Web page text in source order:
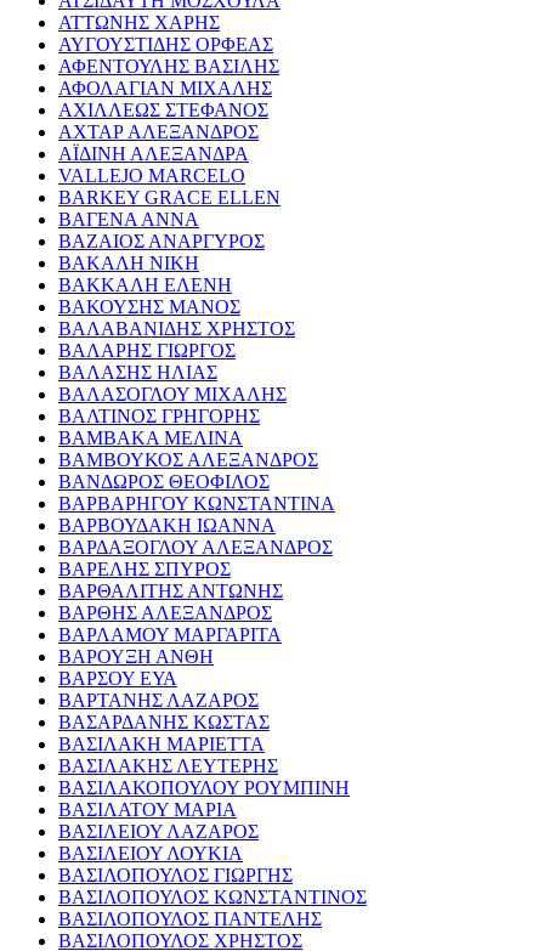
ΑΤΤΩΝΗΣ ΧΑΡΗΣ
ΑΥΓΟΥΣΤΙΔΗΣ ΟΡΦΕΑΣ
ΑΦΕΝΤΟΥΛΗΣ ΒΑΣΙΛΗΣ
ΑΦΟΛΑΓΙΑΝ ΜΙΧΑΛΗΣ
ΑΧΙΛΛΕΩΣ ΣΤΕΦΑΝΟΣ
ΑΧΤΑΡ ΑΛΕΞΑΝΔΡΟΣ
ΑΪΔΙΝΗ ΑΛΕΞΑΝΔΡΑ
VALLEJO MARCELO
BARKEY GRACE ELLEN
ΒΑΓΕΝΑ ΑΝΝΑ
ΒΑΖΑΙΟΣ ΑΝΑΡΓΥΡΟΣ
ΒΑΚΑΛΗ ΝΙΚΗ
ΒΑΚΚΑΛΗ ΕΛΕΝΗ
ΒΑΚΟΥΣΗΣ ΜΑΝΟΣ
ΒΑΛΑΒΑΝΙΔΗΣ ΧΡΗΣΤΟΣ
ΒΑΛΑΡΗΣ ΓΙΩΡΓΟΣ
ΒΑΛΑΣΗΣ ΗΛΙΑΣ
ΒΑΛΑΣΟΓΛΟΥ ΜΙΧΑΛΗΣ
ΒΑΛΤΙΝΟΣ ΓΡΗΓΟΡΗΣ
ΒΑΜΒΑΚΑ ΜΕΛΙΝΑ
ΒΑΜΒΟΥΚΟΣ ΑΛΕΞΑΝΔΡΟΣ
ΒΑΝΔΩΡΟΣ ΘΕΟΦΙΛΟΣ
ΒΑΡΒΑΡΗΓΟΥ ΚΩΝΣΤΑΝΤΙΝΑ
ΒΑΡΒΟΥΔΑΚΗ ΙΩΑΝΝΑ
ΒΑΡΔΑΞΟΓΛΟΥ ΑΛΕΞΑΝΔΡΟΣ
ΒΑΡΕΛΗΣ ΣΠΥΡΟΣ
ΒΑΡΘΑΛΙΤΗΣ ΑΝΤΩΝΗΣ
ΒΑΡΘΗΣ ΑΛΕΞΑΝΔΡΟΣ
ΒΑΡΛΑΜΟΥ ΜΑΡΓΑΡΙΤΑ
ΒΑΡΟΥΞΗ ΑΝΘΗ
ΒΑΡΣΟΥ ΕΥΑ
ΒΑΡΤΑΝΗΣ ΛΑΖΑΡΟΣ
ΒΑΣΑΡΔΑΝΗΣ ΚΩΣΤΑΣ
ΒΑΣΙΛΑΚΗ ΜΑΡΙΕΤΤΑ
ΒΑΣΙΛΑΚΗΣ ΛΕΥΤΕΡΗΣ
ΒΑΣΙΛΑΚΟΠΟΥΛΟΥ ΡΟΥΜΠΙΝΗ
ΒΑΣΙΛΑΤΟΥ ΜΑΡΙΑ
ΒΑΣΙΛΕΙΟΥ ΛΑΖΑΡΟΣ
ΒΑΣΙΛΕΙΟΥ ΛΟΥΚΙΑ
ΒΑΣΙΛΟΠΟΥΛΟΣ ΓΙΩΡΓΗΣ
ΒΑΣΙΛΟΠΟΥΛΟΣ ΚΩΝΣΤΑΝΤΙΝΟΣ
ΒΑΣΙΛΟΠΟΥΛΟΣ ΠΑΝΤΕΛΗΣ
ΒΑΣΙΛΟΠΟΥΛΟΣ ΧΡΗΣΤΟΣ